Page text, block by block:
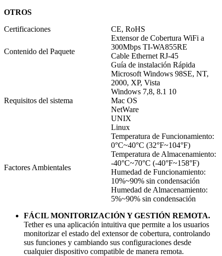
OTROS
Certificaciones
CE, RoHS
Contenido del Paquete
Extensor de Cobertura WiFi a
300Mbps TI-WA855RE
Cable Ethernet RJ-45
Guía de instalación Rápida
Requisitos del sistema
Microsoft Windows 98SE, NT,
2000, XP, Vista
Windows 7,8, 8.1 10
Mac OS
NetWare
UNIX
Linux
Factores Ambientales
Temperatura de Funcionamiento:
0°C~40°C (32°F~104°F)
Temperatura de Almacenamiento:
-40°C~70°C (-40°F~158°F)
Humedad de Funcionamiento:
10%~90% sin condensación
Humedad de Almacenamiento:
5%~90% sin condensación
FÁCIL MONITORIZACIÓN Y GESTIÓN REMOTA.
Tether es una aplicación intuitiva que permite a los usuarios
monitorizar el estado del extensor de cobertura, controlando
sus funciones y cambiando sus configuraciones desde
cualquier dispositivo compatible de manera remota.